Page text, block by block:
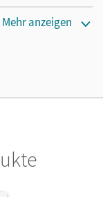
möchten.
Mehr anzeigen